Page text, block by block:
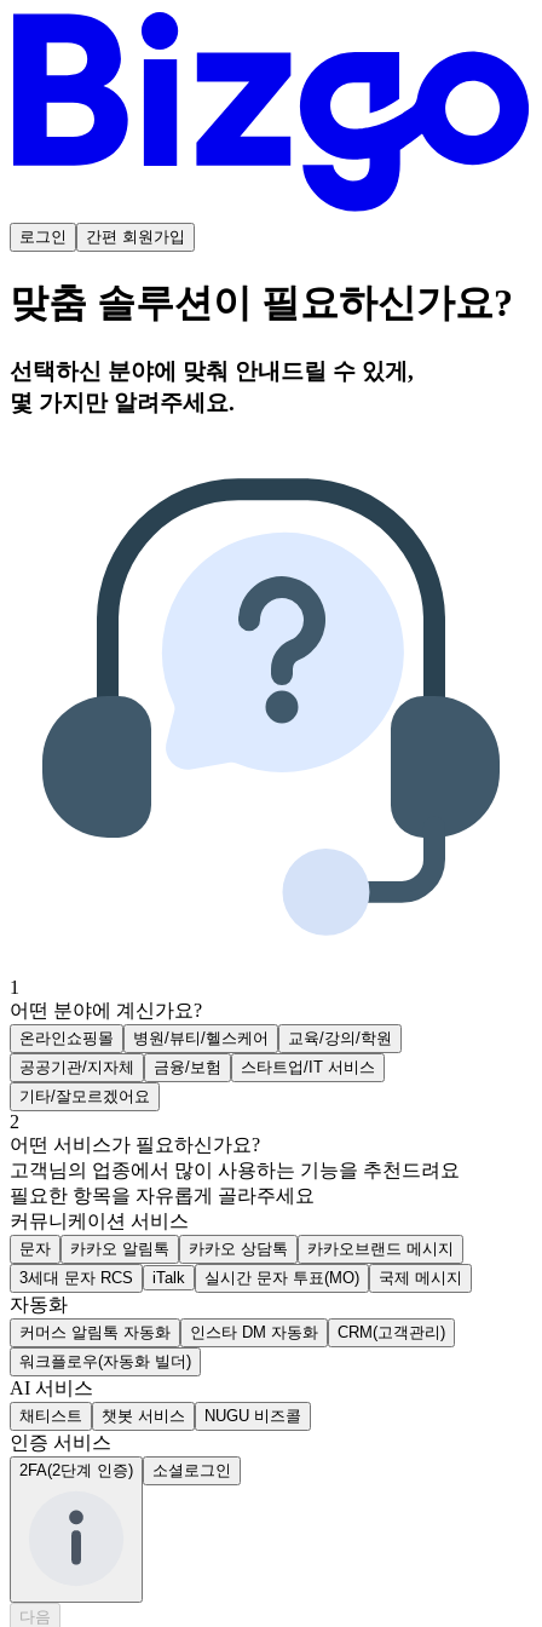
로그인 간편 회원가입
맞춤 솔루션이 필요하신가요?
선택하신 분야에 맞춰 안내드릴 수 있게,
몇 가지만 알려주세요.
1
어떤 분야에 계신가요?
온라인쇼핑몰 병원/뷰티/헬스케어
교육/강의/학원
공공기관/지자체
금융/보험
스타트업/IT 서비스
기타/잘모르겠어요
2
어떤 서비스가 필요하신가요?
고객님의 업종에서 많이 사용하는 기능을 추천드려요
필요한 항목을 자유롭게 골라주세요
커뮤니케이션 서비스
문자 카카오 알림톡 카카오 상담톡
카카오브랜드 메시지
3세대 문자 RCS
iTalk 실시간 문자 투표(MO) 국제 메시지
자동화
커머스 알림톡 자동화 인스타 DM 자동화
CRM(고객관리)
워크플로우(자동화 빌더)
AI 서비스
채티스트 챗봇 서비스 NUGU 비즈콜
인증 서비스
2FA(2단계 인증) 소셜로그인
다음